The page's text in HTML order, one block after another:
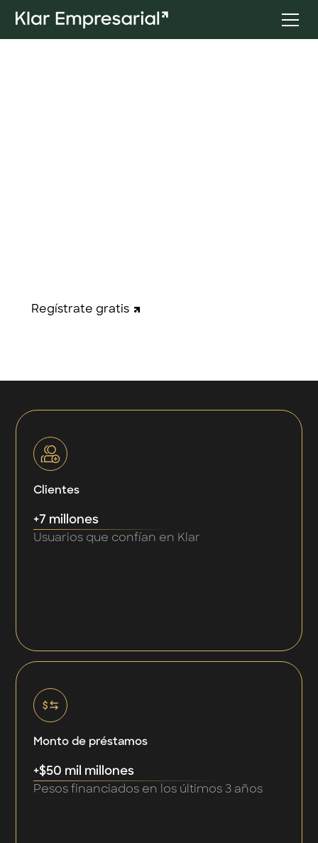
Regístrate gratis
Clientes
+7 millones
Usuarios que confían en Klar
Monto de préstamos
+$50 mil millones
Pesos financiados en los últimos 3 años